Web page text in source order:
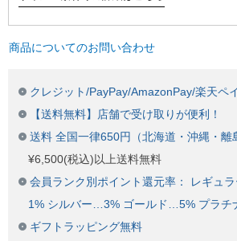
商品についてのお問い合わせ
クレジット/PayPay/AmazonPay/楽天ペ
【送料無料】店舗で受け取りが便利！
送料 全国一律650円（北海道・沖縄・離
¥6,500(税込)以上送料無料
会員ランク別ポイント還元率： レギュ
1% シルバー…3% ゴールド…5% プラ
ギフトラッピング無料